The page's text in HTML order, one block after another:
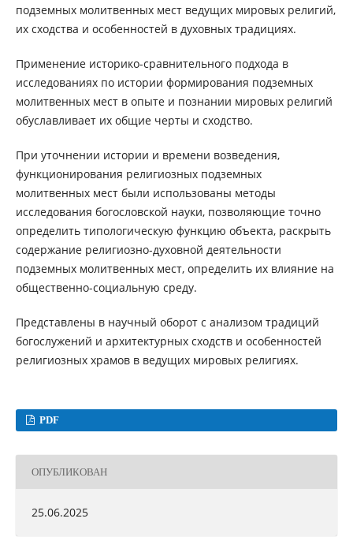
подземных молитвенных мест ведущих мировых религий,
их сходства и особенностей в духовных традициях.
Применение историко-сравнительного подхода в
исследованиях по истории формирования подземных
молитвенных мест в опыте и познании мировых религий
обуславливает их общие черты и сходство.
При уточнении истории и времени возведения,
функционирования религиозных подземных
молитвенных мест были использованы методы
исследования богословской науки, позволяющие точно
определить типологическую функцию объекта, раскрыть
содержание религиозно-духовной деятельности
подземных молитвенных мест, определить их влияние на
общественно-социальную среду.
Представлены в научный оборот с анализом традиций
богослужений и архитектурных сходств и особенностей
религиозных храмов в ведущих мировых религиях.
PDF
ОПУБЛИКОВАН
25.06.2025